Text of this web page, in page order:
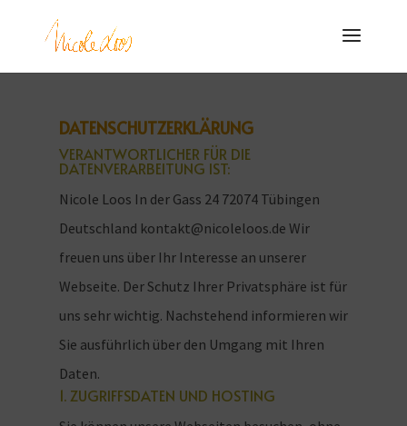
DATENSCHUTZERKLÄRUNG
VERANTWORTLICHER FÜR DIE
DATENVERARBEITUNG IST:
Nicole Loos In der Gass 24 72074 Tübingen
Deutschland kontakt@nicoleloos.de Wir
freuen uns über Ihr Interesse an unserer
Webseite. Der Schutz Ihrer Privatsphäre ist für
uns sehr wichtig. Nachstehend informieren wir
Sie ausführlich über den Umgang mit Ihren
Daten.
1. ZUGRIFFSDATEN UND HOSTING